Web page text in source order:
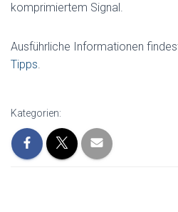
komprimiertem Signal.
Ausführliche Informationen
Tipps.
Kategorien: